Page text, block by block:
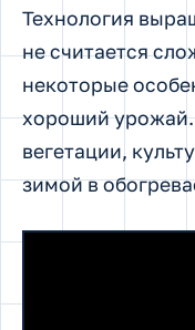
Технология
не считается
некоторые
хороший
вегетации,
зимой в